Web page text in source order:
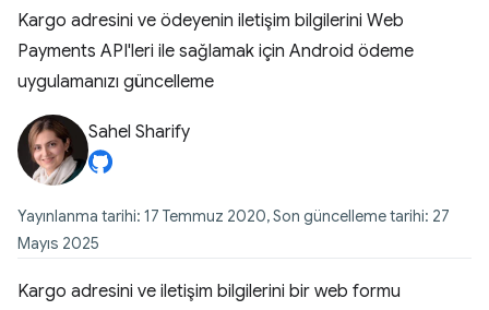
Kargo adresini ve ödeyenin iletişim bilgilerini Web
Payments API'leri ile sağlamak için Android ödeme
uygulamanızı güncelleme
Sahel Sharify
Yayınlanma tarihi: 17 Temmuz 2020, Son güncelleme tarihi: 27
Mayıs 2025
Kargo adresini ve iletişim bilgilerini bir web formu